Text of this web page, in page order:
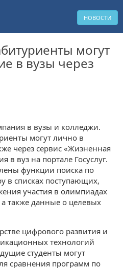
НОВОСТИ
могут
в вузы через
в вузы и колледжи.
могут лично в
через сервис «Жизненная
в вуз на портале Госуслуг.
функции поиска по
в списках поступающих,
участия в олимпиадах
также данные о целевых
цифрового развития и
технологий
студенты могут
сравнения программ по